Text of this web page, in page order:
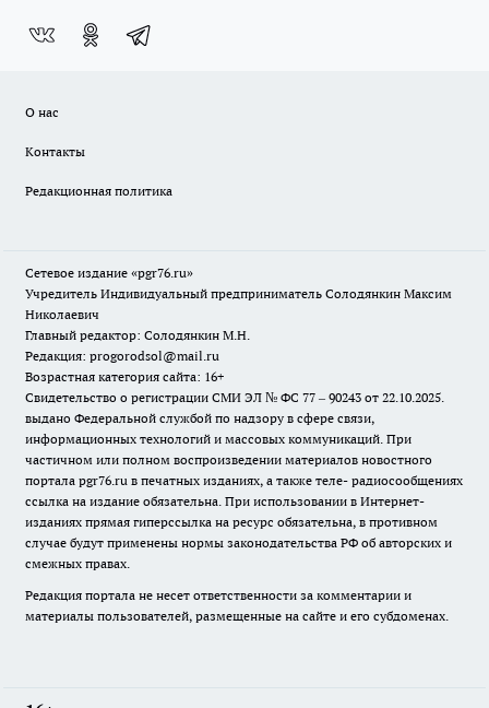
О нас
Контакты
Редакционная политика
Сетевое издание «pgr76.ru»
Учредитель Индивидуальный предприниматель Солодянкин Максим
Николаевич
Главный редактор: Солодянкин М.Н.
Редакция: progorodsol@mail.ru
Возрастная категория сайта: 16+
Свидетельство о регистрации СМИ ЭЛ № ФС 77 – 90243 от 22.10.2025.
выдано Федеральной службой по надзору в сфере связи,
информационных технологий и массовых коммуникаций. При
частичном или полном воспроизведении материалов новостного
портала pgr76.ru в печатных изданиях, а также теле- радиосообщениях
ссылка на издание обязательна. При использовании в Интернет-
изданиях прямая гиперссылка на ресурс обязательна, в противном
случае будут применены нормы законодательства РФ об авторских и
смежных правах.
Редакция портала не несет ответственности за комментарии и
материалы пользователей, размещенные на сайте и его субдоменах.